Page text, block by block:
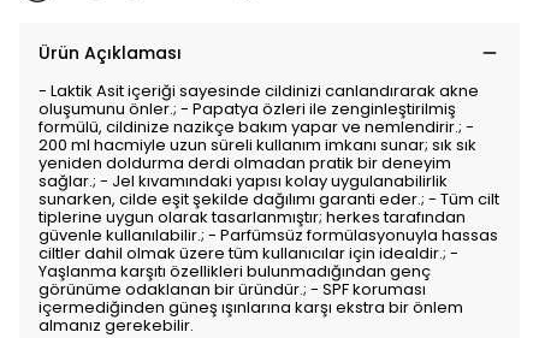
Ürün Açıklaması
- Laktik Asit içeriği sayesinde cildinizi canlandırarak akne
oluşumunu önler.; - Papatya özleri ile zenginleştirilmiş
formülü, cildinize nazikçe bakım yapar ve nemlendirir.; -
200 ml hacmiyle uzun süreli kullanım imkanı sunar; sık sık
yeniden doldurma derdi olmadan pratik bir deneyim
sağlar.; - Jel kıvamındaki yapısı kolay uygulanabilirlik
sunarken, cilde eşit şekilde dağılımı garanti eder.; - Tüm cilt
tiplerine uygun olarak tasarlanmıştır; herkes tarafından
güvenle kullanılabilir.; - Parfümsüz formülasyonuyla hassas
ciltler dahil olmak üzere tüm kullanıcılar için idealdir.; -
Yaşlanma karşıtı özellikleri bulunmadığından genç
görünüme odaklanan bir üründür.; - SPF koruması
içermediğinden güneş ışınlarına karşı ekstra bir önlem
almanız gerekebilir.